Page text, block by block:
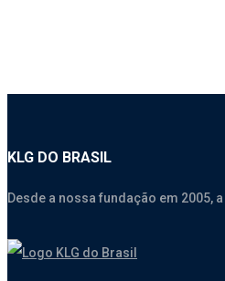
KLG DO BRASIL
Desde a nossa fundação em